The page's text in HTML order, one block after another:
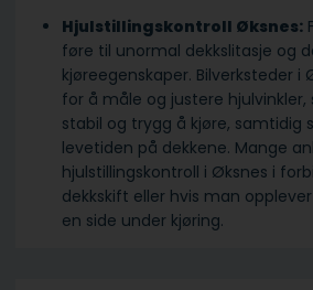
Hjulstillingskontroll Øksnes:
føre til unormal dekkslitasje og
kjøreegenskaper. Bilverksteder i
for å måle og justere hjulvinkler,
stabil og trygg å kjøre, samtidig
levetiden på dekkene. Mange
hjulstillingskontroll i Øksnes i
dekkskift eller hvis man
en side under kjøring.